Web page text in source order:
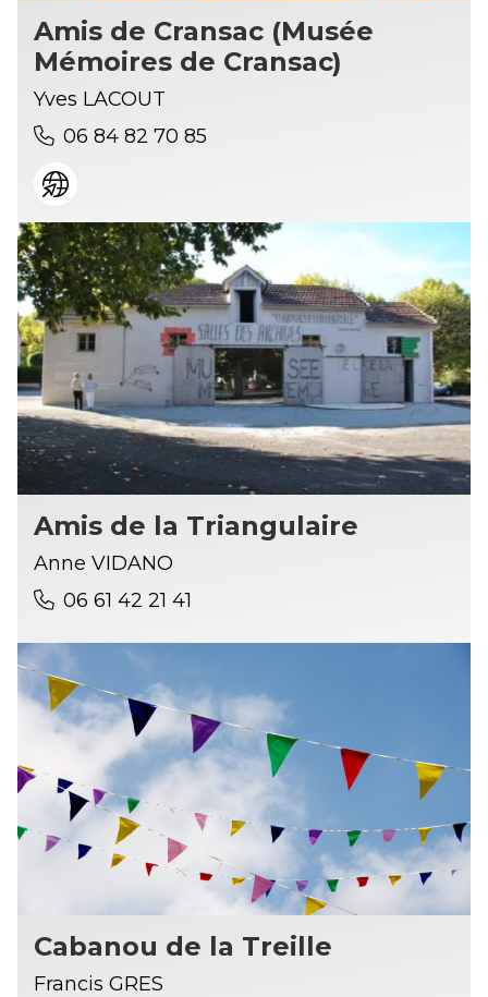
Amis de Cransac (Musée
Mémoires de Cransac)
Yves LACOUT
06 84 82 70 85
Amis de la Triangulaire
Anne VIDANO
06 61 42 21 41
Cabanou de la Treille
Francis GRES